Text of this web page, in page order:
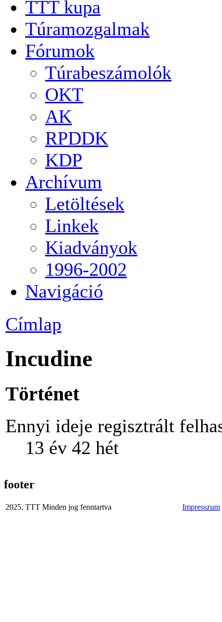
TTT kupa
Túramozgalmak
Fórumok
Túrabeszámolók
OKT
AK
RPDDK
KDP
Archívum
Letöltések
Linkek
Kiadványok
1996-2002
Navigáció
Címlap
Incudine
Történet
Ennyi ideje regisztrált
13 év 42 hét
footer
2025. TTT Minden jog fenntartva Impresszum